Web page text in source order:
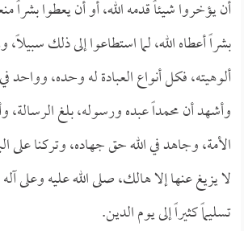
أن يؤخروا شيئاً قدمه الله، أو أن يعطوا بشراً
بشراً أعطاه الله، لما استطاعوا إلى ذلك سبيلاً،
ألوهيته، فكل أنواع العبادة له وحده، وواحد
وأشهد أن محمداً عبده ورسوله، بلغ الرسالة،
الأمة، وجاهد في الله حق جهاده، وتركنا على
لا يزيغ عنها إلا هالك، صلى الله عليه وعلى
تسليماً كثيراً إلى يوم الدين.